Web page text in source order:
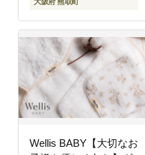
Wellis BABY【大切なお